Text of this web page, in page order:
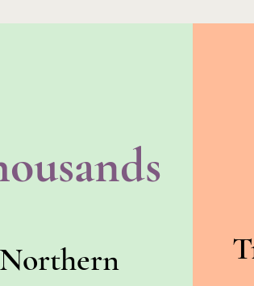
Northern